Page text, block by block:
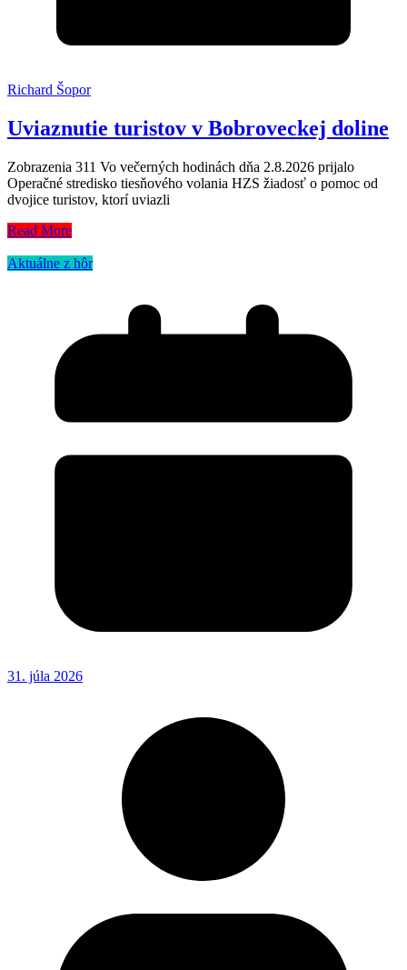
Richard Šopor
Uviaznutie turistov v Bobroveckej doline
Zobrazenia 311 Vo večerných hodinách dňa 2.8.2026 prijalo
Operačné stredisko tiesňového volania HZS žiadosť o pomoc od
dvojice turistov, ktorí uviazli
Read More
Aktuálne z hôr
31. júla 2026